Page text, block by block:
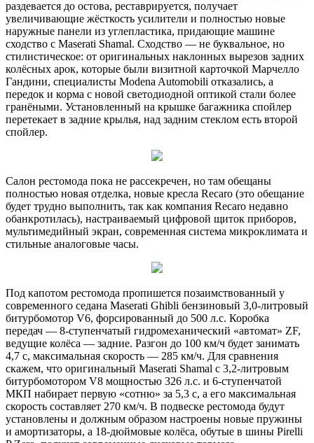
раздевается до остова, реставрируется, получает
увеличивающие жёсткость усилители и полностью новые
наружные панели из углепластика, придающие машине
сходство с Maserati Shamal. Сходство — не буквальное, но
стилистическое: от оригинальных наклонных вырезов задних
колёсных арок, которые были визитной карточкой Марчелло
Гандини, специалисты Modena Automobili отказались, а
передок и корма с новой светодиодной оптикой стали более
гранёными. Установленный на крышке багажника спойлер
перетекает в задние крылья, над задним стеклом есть второй
спойлер.
Салон рестомода пока не рассекречен, но там обещаны
полностью новая отделка, новые кресла Recaro (это обещание
будет трудно выполнить, так как компания Recaro недавно
обанкротилась), настраиваемый цифровой щиток приборов,
мультимедийный экран, современная система микроклимата и
стильные аналоговые часы.
Под капотом рестомода пропишется позаимствованный у
современного седана Maserati Ghibli бензиновый 3,0-литровый
битурбомотор V6, форсированный до 500 л.с. Коробка
передач — 8-ступенчатый гидромеханический «автомат» ZF,
ведущие колёса — задние. Разгон до 100 км/ч будет занимать
4,7 с, максимальная скорость — 285 км/ч. Для сравнения
скажем, что оригинальный Maserati Shamal с 3,2-литровым
битурбомотором V8 мощностью 326 л.с. и 6-ступенчатой
МКП набирает первую «сотню» за 5,3 с, а его максимальная
скорость составляет 270 км/ч. В подвеске рестомода будут
установлены и должным образом настроены новые пружины
и амортизаторы, а 18-дюймовые колёса, обутые в шины Pirelli